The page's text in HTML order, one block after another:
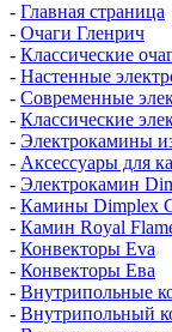
- Главная страница
- Очаги Гленрич
- Классические
- Настенные
- Современные
- Классические
- Электрокамины
- Аксессуары для
- Электрокамин
- Камины Dimplex
- Камин Royal
- Конвекторы Eva
- Конвекторы Ева
- Внутрипольные
- Внутрипольный